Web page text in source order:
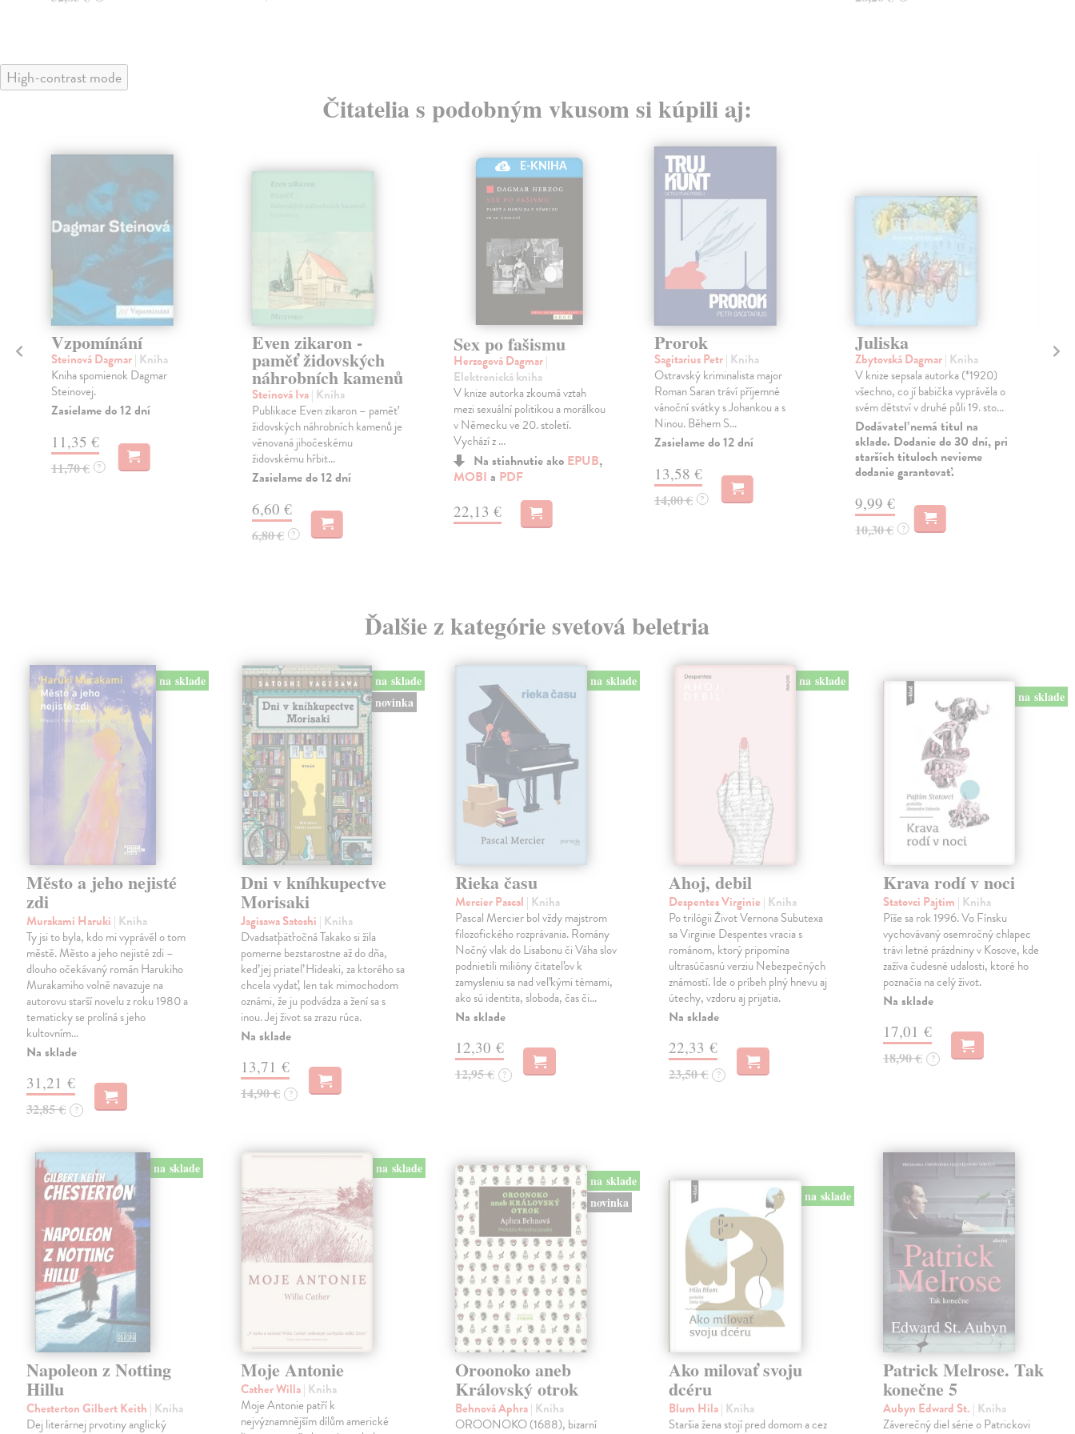
High-contrast mode
Čitatelia s podobným vkusom si kúpili aj:
Vzpomínání
Steinová Dagmar| Kniha
Kniha spomienok Dagmar
Steinovej.
Zasielame do 12 dní
11,35 €
11,70 € ?
Even zikaron -
paměť židovských
náhrobních kamenů
Steinová Iva| Kniha
Publikace Even zikaron – paměť
židovských náhrobních kamenů je
věnovaná jihočeskému
židovskému hřbit...
Zasielame do 12 dní
6,60 €
6,80 € ?
E-KNIHA
Sex po fašismu
Herzogová Dagmar|
Elektronická kniha
V knize autorka zkoumá vztah
mezi sexuální politikou a morálkou
v Německu ve 20. století.
Vychází z ...
Na stiahnutie ako EPUB,
MOBI a PDF
22,13 €
Prorok
Sagitarius Petr| Kniha
Ostravský kriminalista major
Roman Saran tráví příjemné
vánoční svátky s Johankou a s
Ninou. Během S...
Zasielame do 12 dní
13,58 €
14,00 € ?
Juliska
Zbytovská Dagmar| Kniha
V knize sepsala autorka (*1920)
všechno, co jí babička vyprávěla o
svém dětství v druhé půli 19. sto...
Dodávateľ nemá titul na
sklade. Dodanie do 30 dní, pri
starších tituloch nevieme
dodanie garantovať.
9,99 €
10,30 € ?
Ďalšie z kategórie svetová beletria
na sklade
Město a jeho nejisté
zdi
Murakami Haruki | Kniha
Ty jsi to byla, kdo mi vyprávěl o tom
městě. Město a jeho nejisté zdi –
dlouho očekávaný román Harukiho
Murakamiho volně navazuje na
autorovu starší novelu z roku 1980 a
tematicky se prolíná s jeho
kultovním…
Na sklade
31,21 €
32,85 € ?
na sklade
novinka
Dni v kníhkupectve
Morisaki
Jagisawa Satoshi | Kniha
Dvadsaťpäťročná Takako si žila
pomerne bezstarostne až do dňa,
keď jej priateľ Hideaki, za ktorého sa
chcela vydať, len tak mimochodom
oznámi, že ju podvádza a žení sa s
inou. Jej život sa zrazu rúca.
Na sklade
13,71 €
14,90 € ?
na sklade
Rieka času
Mercier Pascal | Kniha
Pascal Mercier bol vždy majstrom
filozofického rozprávania. Romány
Nočný vlak do Lisabonu či Váha slov
podnietili milióny čitateľov k
zamysleniu sa nad veľkými témami,
ako sú identita, sloboda, čas či…
Na sklade
12,30 €
12,95 € ?
na sklade
Ahoj, debil
Despentes Virginie | Kniha
Po trilógii Život Vernona Subutexa
sa Virginie Despentes vracia s
románom, ktorý pripomína
ultrasúčasnú verziu Nebezpečných
známostí. Ide o príbeh plný hnevu aj
útechy, vzdoru aj prijatia.
Na sklade
22,33 €
23,50 € ?
na sklade
Krava rodí v noci
Statovci Pajtim | Kniha
Píše sa rok 1996. Vo Fínsku
vychovávaný osemročný chlapec
trávi letné prázdniny v Kosove, kde
zažíva čudesné udalosti, ktoré ho
poznačia na celý život.
Na sklade
17,01 €
18,90 € ?
na sklade
Napoleon z Notting
Hillu
Chesterton Gilbert Keith | Kniha
Dej literárnej prvotiny anglický
na sklade
Moje Antonie
Cather Willa| Kniha
Moje Antonie patří k
nejvýznamnějším dílům americké
na sklade
novinka
Oroonoko aneb
Královský otrok
Behnová Aphra| Kniha
OROONOKO (1688), bizarní
na sklade
Ako milovať svoju
dcéru
Blum Hila| Kniha
Staršia žena stojí pred domom a cez
Patrick Melrose. Tak
konečne 5
Aubyn Edward St. | Kniha
Záverečný diel série o Patrickovi